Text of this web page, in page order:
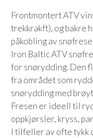
Frontmontert ATV
trekkrakft), og bakre
påkobling av
Iron Baltic ATV
for snørydding. Den
fra området som
snørydding med
Fresen er ideell til
oppkjørsler, kryss,
I tilfeller av ofte tykk